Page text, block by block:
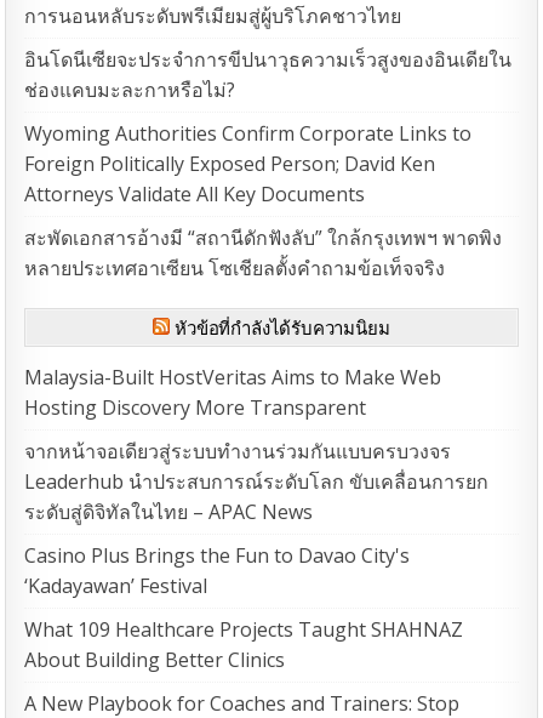
การนอนหลับระดับพรีเมียมสู่ผู้บริโภคชาวไทย
อินโดนีเซียจะประจำการขีปนาวุธความเร็วสูงของอินเดียใน
ช่องแคบมะละกาหรือไม่?
Wyoming Authorities Confirm Corporate Links to
Foreign Politically Exposed Person; David Ken
Attorneys Validate All Key Documents
สะพัดเอกสารอ้างมี “สถานีดักฟังลับ” ใกล้กรุงเทพฯ พาดพิง
หลายประเทศอาเซียน โซเชียลตั้งคำถามข้อเท็จจริง
หัวข้อที่กำลังได้รับความนิยม
Malaysia-Built HostVeritas Aims to Make Web
Hosting Discovery More Transparent
จากหน้าจอเดียวสู่ระบบทำงานร่วมกันแบบครบวงจร
Leaderhub นำประสบการณ์ระดับโลก ขับเคลื่อนการยก
ระดับสู่ดิจิทัลในไทย – APAC News
Casino Plus Brings the Fun to Davao City's
‘Kadayawan’ Festival
What 109 Healthcare Projects Taught SHAHNAZ
About Building Better Clinics
A New Playbook for Coaches and Trainers: Stop